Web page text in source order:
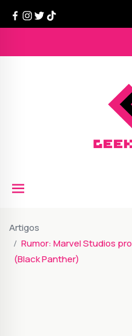
Artigos
Rumor: Marvel Studios
(Black Panther)